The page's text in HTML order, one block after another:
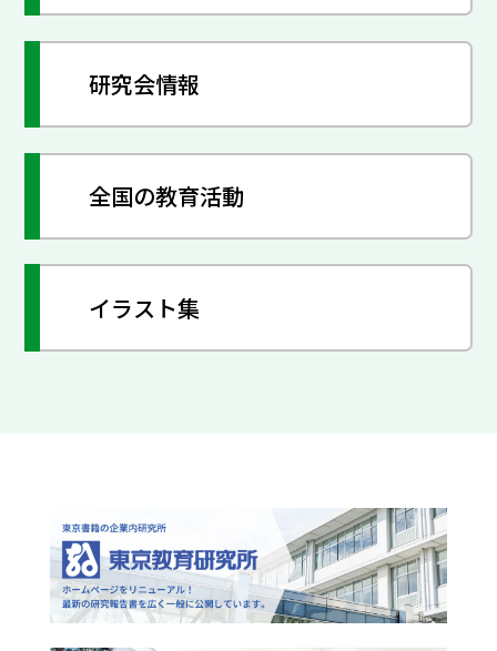
研究会情報
全国の教育活動
イラスト集